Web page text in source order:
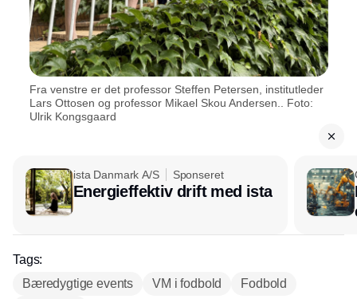
Fra venstre er det professor Steffen Petersen, institutleder
Lars Ottosen og professor Mikael Skou Andersen.. Foto:
Ulrik Kongsgaard
ista Danmark A/S Sponseret
Energieffektiv drift med ista
Tags:
Bæredygtige events
VM i fodbold
Fodbold